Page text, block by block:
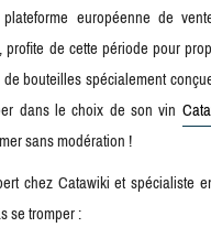
européenne de
de cette période pour
bouteilles spécialement
dans le choix de son vin
sans modération !
chez Catawiki et spécialiste
se tromper :